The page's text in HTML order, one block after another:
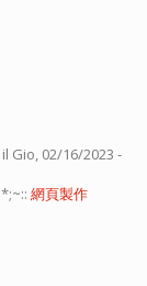
il Gio, 02/16/2023 -
網頁製作